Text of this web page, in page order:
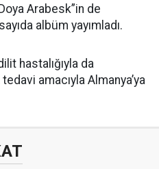
Arabesk”in de
albüm yayımladı.
hastalığıyla da
amacıyla Almanya’ya